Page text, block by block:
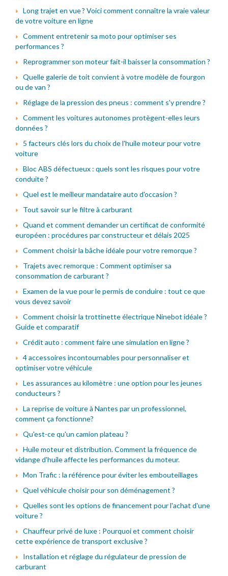
Long trajet en vue ? Voici comment connaître la vraie valeur
de votre voiture en ligne
Comment entretenir sa moto pour optimiser ses
performances ?
Reprogrammer son moteur fait-il baisser la consommation ?
Quelle galerie de toit convient à votre modèle de fourgon
ou de van ?
Réglage de la pression des pneus : comment s'y prendre ?
Comment les voitures autonomes protègent-elles leurs
données ?
5 facteurs clés lors du choix de l'huile moteur pour votre
voiture
Bloc ABS défectueux : quels sont les risques pour votre
conduite ?
Quel est le meilleur mandataire auto d'occasion ?
Tout savoir sur le filtre à carburant
Quand et comment demander un certificat de conformité
européen : procédures par constructeur et délais 2025
Comment choisir la bâche idéale pour votre remorque ?
Trajets avec remorque : Comment optimiser sa
consommation de carburant ?
Examen de la vue pour le permis de conduire : tout ce que
vous devez savoir
Comment choisir la trottinette électrique Ninebot idéale ?
Guide et comparatif
Crédit auto : comment faire une simulation en ligne ?
4 accessoires incontournables pour personnaliser et
optimiser votre véhicule
Les assurances au kilomètre : une option pour les jeunes
conducteurs ?
La reprise de voiture à Nantes par un professionnel,
comment ça fonctionne?
Qu'est-ce qu'un camion plateau ?
Huile moteur et distribution. Comment la fréquence de
vidange d'huile affecte les performances du moteur.
Mon Trafic : la référence pour éviter les embouteillages
Quel véhicule choisir pour son déménagement ?
Quelles sont les options de financement pour l'achat d'une
voiture ?
Chauffeur privé de luxe : Pourquoi et comment choisir
cette expérience de transport exclusive ?
Installation et réglage du régulateur de pression de
carburant